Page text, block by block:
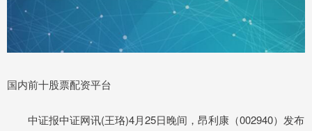
国内前十股票配资平台
中证报中证网讯(王珞)4月25日晚间，昂利康（002940）发布